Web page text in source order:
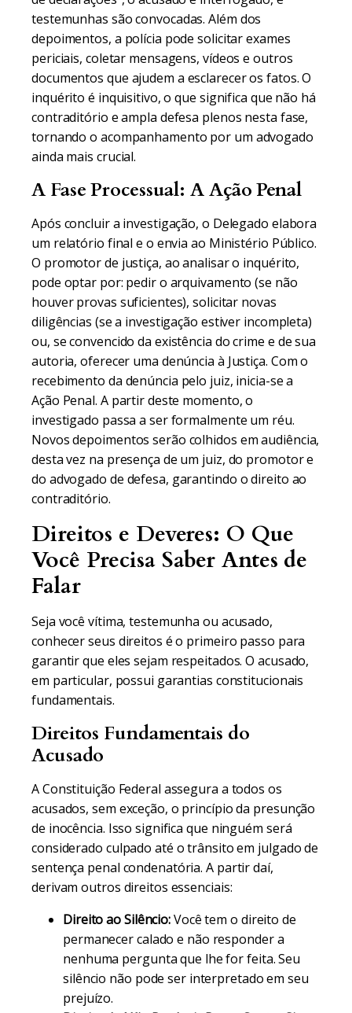
testemunhas são convocadas. Além dos
depoimentos, a polícia pode solicitar exames
periciais, coletar mensagens, vídeos e outros
documentos que ajudem a esclarecer os fatos. O
inquérito é inquisitivo, o que significa que não há
contraditório e ampla defesa plenos nesta fase,
tornando o acompanhamento por um advogado
ainda mais crucial.
A Fase Processual: A Ação Penal
Após concluir a investigação, o Delegado elabora
um relatório final e o envia ao Ministério Público.
O promotor de justiça, ao analisar o inquérito,
pode optar por: pedir o arquivamento (se não
houver provas suficientes), solicitar novas
diligências (se a investigação estiver incompleta)
ou, se convencido da existência do crime e de sua
autoria, oferecer uma denúncia à Justiça. Com o
recebimento da denúncia pelo juiz, inicia-se a
Ação Penal. A partir deste momento, o
investigado passa a ser formalmente um réu.
Novos depoimentos serão colhidos em audiência,
desta vez na presença de um juiz, do promotor e
do advogado de defesa, garantindo o direito ao
contraditório.
Direitos e Deveres: O Que
Você Precisa Saber Antes de
Falar
Seja você vítima, testemunha ou acusado,
conhecer seus direitos é o primeiro passo para
garantir que eles sejam respeitados. O acusado,
em particular, possui garantias constitucionais
fundamentais.
Direitos Fundamentais do
Acusado
A Constituição Federal assegura a todos os
acusados, sem exceção, o princípio da presunção
de inocência. Isso significa que ninguém será
considerado culpado até o trânsito em julgado de
sentença penal condenatória. A partir daí,
derivam outros direitos essenciais:
Direito ao Silêncio:Você tem o direito de
permanecer calado e não responder a
nenhuma pergunta que lhe for feita. Seu
silêncio não pode ser interpretado em seu
prejuízo.